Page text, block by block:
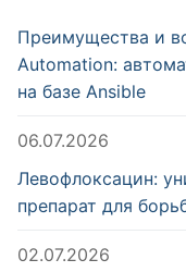
Преимущества и
Automation:
на базе Ansible
06.07.2026
Левофлоксацин:
препарат для
02.07.2026